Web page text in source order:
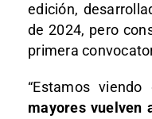
edición,
de 2024, pero
primera
“Estamos viendo
mayores vuelven